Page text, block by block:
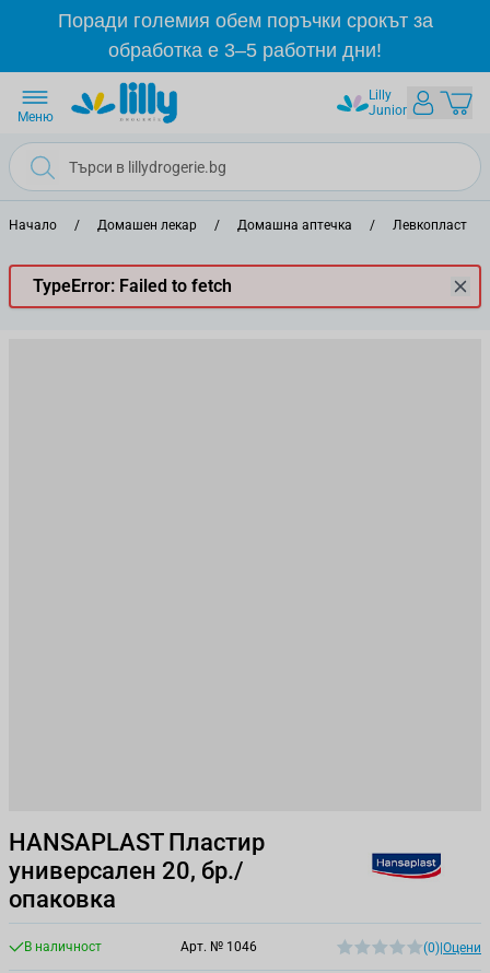
Прескачане към съдържанието
Поради големия обем поръчки срокът за
обработка е 3–5 работни дни!
Lilly
Junior
Меню
Начало / Домашен лекар / Домашна аптечка / Левкопласт
TypeError: Failed to fetch
HANSAPLAST Пластир
универсален 20, бр./
опаковка
В наличност Арт. № 1046 (0) Оцени